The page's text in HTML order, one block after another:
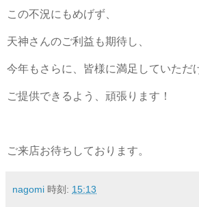
この不況にもめげず、
天神さんのご利益も期待し、
今年もさらに、皆様に満足していただ
ご提供できるよう、頑張ります！
ご来店お待ちしております。
nagomi 時刻: 15:13